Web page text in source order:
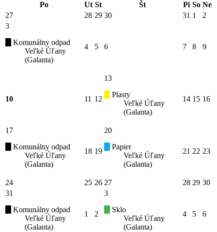
Po
Ut St Št Pi So Ne
27
28 29 30 31 1
2
3
Komunálny odpad
Veľké Úľany
(Galanta)
4 5 6 7 8 9
10 11 12
13
Plasty
Veľké Úľany
(Galanta)
14 15 16
17
Komunálny odpad
Veľké Úľany
(Galanta)
18 19
20
Papier
Veľké Úľany
(Galanta)
21 22 23
24 25 26 27 28 29 30
31
Komunálny odpad
Veľké Úľany
(Galanta)
1 2
3
Sklo
Veľké Úľany
(Galanta)
4 5 6